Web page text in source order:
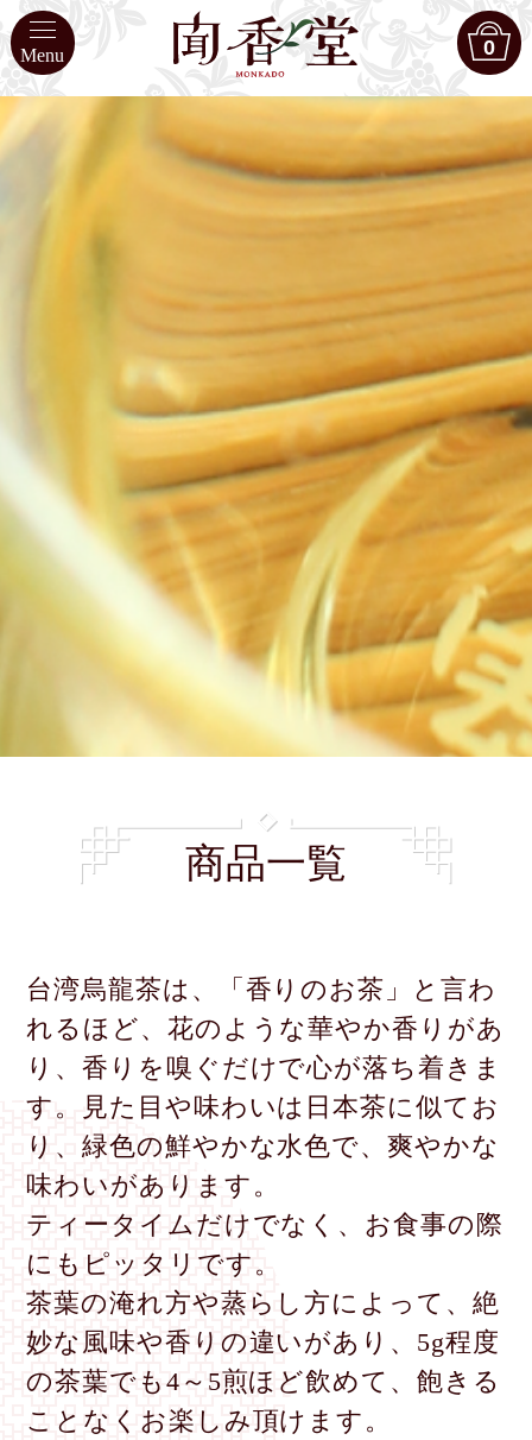
Menu 0
商品一覧
台湾烏龍茶は、「香りのお茶」と言わ
れるほど、花のような華やか香りがあ
り、香りを嗅ぐだけで心が落ち着きま
す。見た目や味わいは日本茶に似てお
り、緑色の鮮やかな水色で、爽やかな
味わいがあります。
ティータイムだけでなく、お食事の際
にもピッタリです。
茶葉の淹れ方や蒸らし方によって、絶
妙な風味や香りの違いがあり、5g程度
の茶葉でも4～5煎ほど飲めて、飽きる
ことなくお楽しみ頂けます。